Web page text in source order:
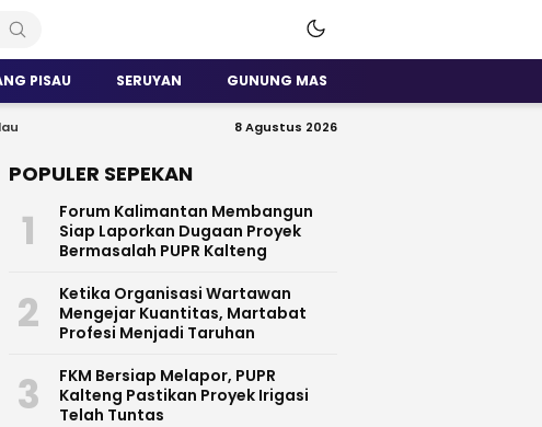
PISAU SERUYAN GUNUNG MAS
8 Agustus 2026
POPULER SEPEKAN
1
Forum Kalimantan Membangun
Siap Laporkan Dugaan Proyek
Bermasalah PUPR Kalteng
2
Ketika Organisasi Wartawan
Mengejar Kuantitas, Martabat
Profesi Menjadi Taruhan
3
FKM Bersiap Melapor, PUPR
Kalteng Pastikan Proyek Irigasi
Telah Tuntas